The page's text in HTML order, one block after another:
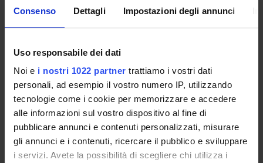
Consenso Dettagli Impostazioni degli annunci
Uso responsabile dei dati
Noi e i nostri 1022 partner trattiamo i vostri dati
personali, ad esempio il vostro numero IP, utilizzando
tecnologie come i cookie per memorizzare e accedere
alle informazioni sul vostro dispositivo al fine di
pubblicare annunci e contenuti personalizzati, misurare
gli annunci e i contenuti, ricercare il pubblico e sviluppare
i servizi. Avete la possibilità di scegliere chi utilizza i
Paola Bellomi
Silvia Monti
AREE DI RICERCA COINVOLTE DAL PROGETTO
Letterature iberiche e ispano-americane
Spanish literature